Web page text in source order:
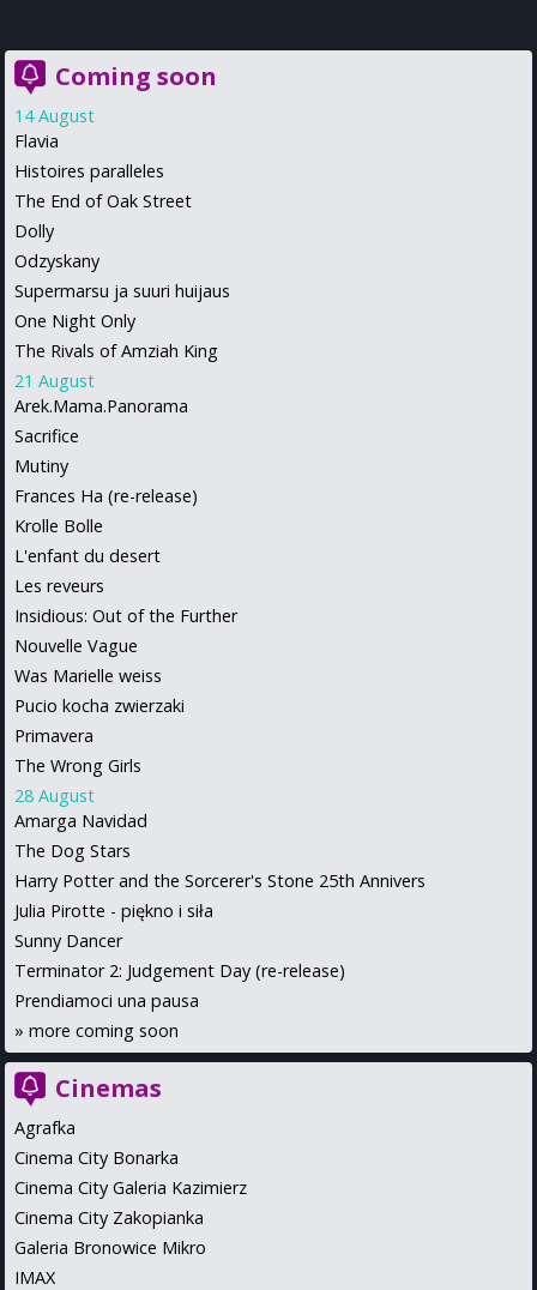
Coming soon
14 August
Flavia
Histoires paralleles
The End of Oak Street
Dolly
Odzyskany
Supermarsu ja suuri huijaus
One Night Only
The Rivals of Amziah King
21 August
Arek.Mama.Panorama
Sacrifice
Mutiny
Frances Ha (re-release)
Krolle Bolle
L'enfant du desert
Les reveurs
Insidious: Out of the Further
Nouvelle Vague
Was Marielle weiss
Pucio kocha zwierzaki
Primavera
The Wrong Girls
28 August
Amarga Navidad
The Dog Stars
Harry Potter and the Sorcerer's Stone 25th Annivers
Julia Pirotte - piękno i siła
Sunny Dancer
Terminator 2: Judgement Day (re-release)
Prendiamoci una pausa
» more coming soon
Cinemas
Agrafka
Cinema City Bonarka
Cinema City Galeria Kazimierz
Cinema City Zakopianka
Galeria Bronowice Mikro
IMAX